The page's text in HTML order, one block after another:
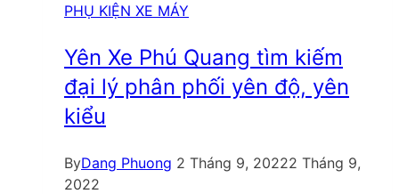
PHỤ KIỆN XE MÁY
Yên Xe Phú Quang tìm kiếm
đại lý phân phối yên độ, yên
kiểu
ByDang Phuong 2 Tháng 9, 20222 Tháng 9,
2022